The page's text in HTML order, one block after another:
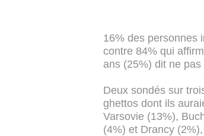
16% des personnes
contre 84% qui
ans (25%) dit ne
Deux sondés sur
ghettos dont ils
Varsovie (13%),
(4%) et Drancy